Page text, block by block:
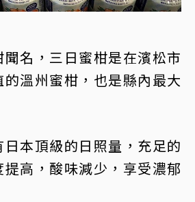
名，三日蜜柑是在濱松市
溫州蜜柑，也是縣內最大
本頂級的日照量，充足的
高，酸味減少，享受濃郁